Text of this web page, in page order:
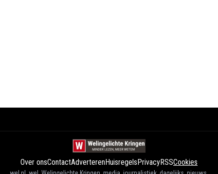
Over onsContactAdverterenHuisregelsPrivacyRSSCookies